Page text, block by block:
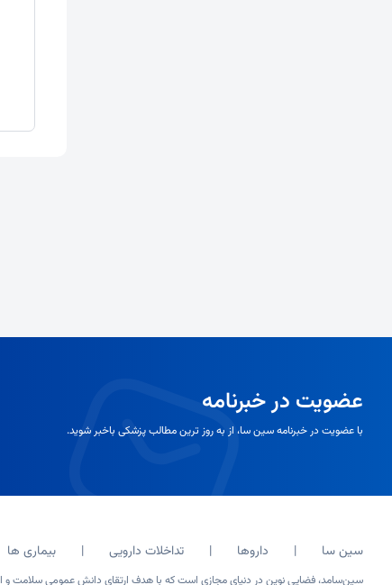
عضویت در خبرنامه
با عضویت در خبرنامه سین سا، از به روز ترین مطالب پزشکی باخبر شوید.
سین سا داروها تداخلات دارویی بیماری ها
سین‌سامد، فضایی نوین در دنیای مجازی است که با هدف ارتقای دانش عمومی سلامت و